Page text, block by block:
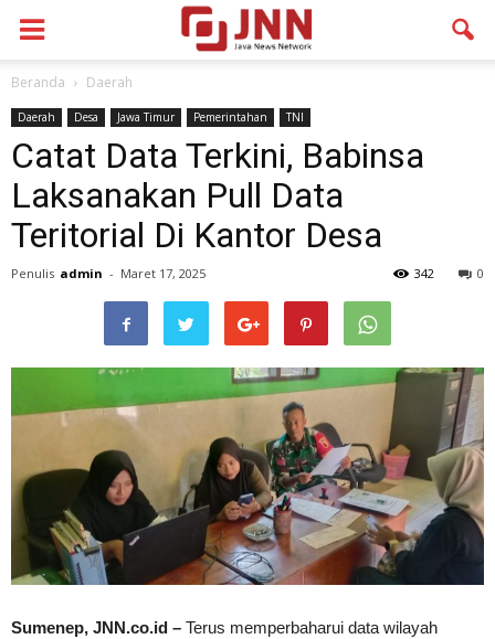
Beranda Daerah
Daerah Desa Jawa Timur Pemerintahan TNI
Catat Data Terkini, Babinsa
Laksanakan Pull Data
Teritorial Di Kantor Desa
Penulis admin - Maret 17, 2025 0
342
Sumenep, JNN.co.id – Terus memperbaharui data wilayah